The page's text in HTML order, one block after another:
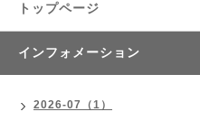
トップページ
インフォメーション
2026-07（1）